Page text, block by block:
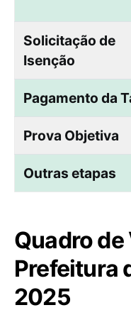
Solicitação de
Isenção
Pagamento da
Prova Objetiva
Outras etapas
Quadro de
Prefeitura
2025